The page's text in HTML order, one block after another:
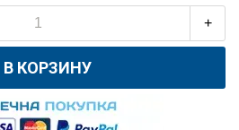
+
В КОРЗИНУ